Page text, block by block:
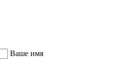
Ваше имя